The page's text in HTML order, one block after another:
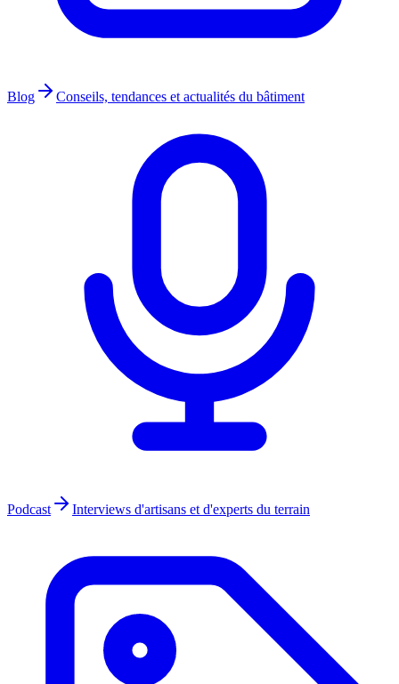
Blog Conseils, tendances et actualités du bâtiment
Podcast Interviews d'artisans et d'experts du terrain